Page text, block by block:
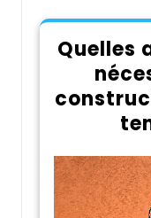
Quelles